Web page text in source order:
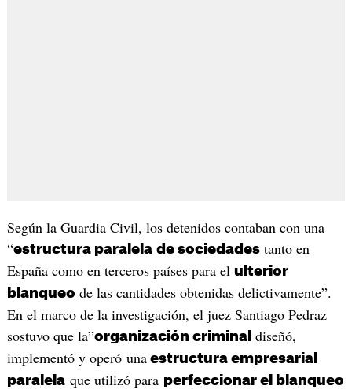
Según la Guardia Civil, los detenidos contaban con una
“estructura paralela de sociedadestanto en
España como en terceros países para el ulterior
blanqueo de las cantidades obtenidas delictivamente”.
En el marco de la investigación, el juez Santiago Pedraz
sostuvo que la”organización criminal diseñó,
implementó y operó unaestructura empresarial
paralelaque utilizó para perfeccionar el blanqueo